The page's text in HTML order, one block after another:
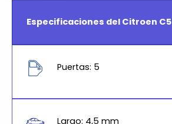
Especificaciones del Citroen C5
Puertas: 5
Largo: 4,5 mm